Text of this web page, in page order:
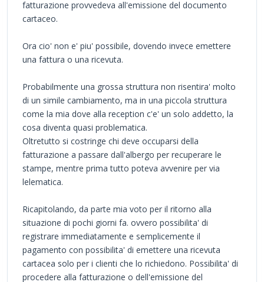
fatturazione provvedeva all'emissione del documento
cartaceo.
Ora cio' non e' piu' possibile, dovendo invece emettere
una fattura o una ricevuta.
Probabilmente una grossa struttura non risentira' molto
di un simile cambiamento, ma in una piccola struttura
come la mia dove alla reception c'e' un solo addetto, la
cosa diventa quasi problematica.
Oltretutto si costringe chi deve occuparsi della
fatturazione a passare dall'albergo per recuperare le
stampe, mentre prima tutto poteva avvenire per via
lelematica.
Ricapitolando, da parte mia voto per il ritorno alla
situazione di pochi giorni fa. ovvero possibilita' di
registrare immediatamente e semplicemente il
pagamento con possibilita' di emettere una ricevuta
cartacea solo per i clienti che lo richiedono. Possibilita' di
procedere alla fatturazione o dell'emissione del